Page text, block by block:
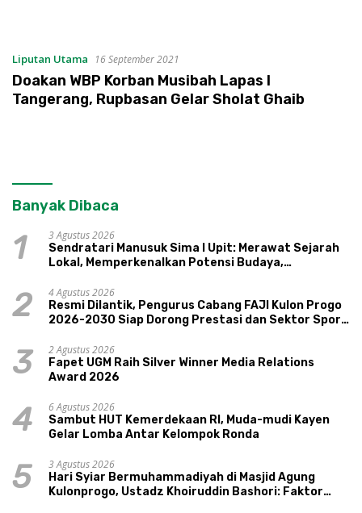
Liputan Utama 16 September 2021
Doakan WBP Korban Musibah Lapas I
Tangerang, Rupbasan Gelar Sholat Ghaib
Banyak Dibaca
1
3 Agustus 2026
Sendratari Manusuk Sima I Upit: Merawat Sejarah
Lokal, Memperkenalkan Potensi Budaya,
2
4 Agustus 2026
Resmi Dilantik, Pengurus Cabang FAJI Kulon Progo
2026-2030 Siap Dorong Prestasi dan Sektor Sport
3
2 Agustus 2026
Fapet UGM Raih Silver Winner Media Relations
Award 2026
4
6 Agustus 2026
Sambut HUT Kemerdekaan RI, Muda-mudi Kayen
Gelar Lomba Antar Kelompok Ronda
5
3 Agustus 2026
Hari Syiar Bermuhammadiyah di Masjid Agung
Kulonprogo, Ustadz Khoiruddin Bashori: Faktor